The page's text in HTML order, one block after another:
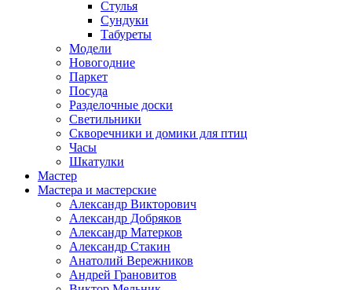
Стулья
Сундуки
Табуреты
Модели
Новогодние
Паркет
Посуда
Разделочные доски
Светильники
Скворечники и домики для птиц
Часы
Шкатулки
Мастер
Мастера и мастерские
Александр Викторович
Александр Добряков
Александр Матерков
Александр Стакин
Анатолий Вережников
Андрей Грановитов